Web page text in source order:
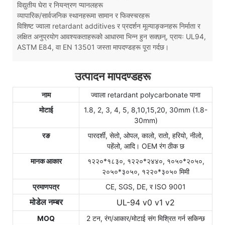
विद्युतीय घेरा र नियन्त्रण प्यानलहरू
व्यापारिक/सार्वजनिक स्थानहरूमा सामान र फिक्स्चरहरू
विशिष्ट ज्वाला retardant additives र प्रदर्शन मूल्याङ्कनहरू निर्माता र
लक्षित अनुप्रयोग आवश्यकताहरूको आधारमा भिन्न हुन सक्छन्, प्रायः UL94,
ASTM E84, वा EN 13501 जस्ता मापदण्डहरू पूरा गर्दछ।
उत्पादन मापदण्डहरू
नाम
ज्वाला retardant polycarbonate पाना
मोटाई
1.8, 2, 3, 4, 5, 8,10,15,20, 30mm (1.8-
30mm)
रङ
पारदर्शी, सेतो, ओपल, कालो, रातो, हरियो, नीलो,
पहेंलो, आदि। OEM रंग ठीक छ
मानक आकार
१२२०*१८३०, १२२०*२४४०, १०५०*२०५०,
२०५०*३०५०, १२२०*३०५० मिमी
प्रमाणपत्र
CE, SGS, DE, र ISO 9001
मोडेल नम्बर
UL-94 v0 v1 v2
MOQ
2 टन, रंग/आकार/मोटाई संग मिश्रित गर्न सकिन्छ